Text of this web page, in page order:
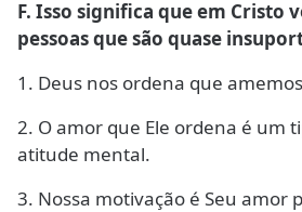
F. Isso significa que em Cristo
pessoas que são quase
1. Deus nos ordena que
2. O amor que Ele ordena é um
atitude mental.
3. Nossa motivação é Seu amor